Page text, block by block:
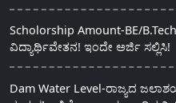
Scholorship Amount-BE/
ವಿದ್ಯಾರ್ಥಿವೇತನ! ಇಂದೇ ಅರ್ಜಿ ಸಲ್ಲಿಸಿ!
Dam Water Level-ರಾಜ್ಯದ